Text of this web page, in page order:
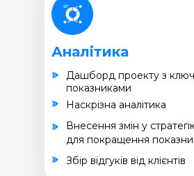
Аналітика
Дашборд проекту з
показниками
Внесення змін у
для покращення
Збір відгуків від клієнтів
Наскрізна аналітика